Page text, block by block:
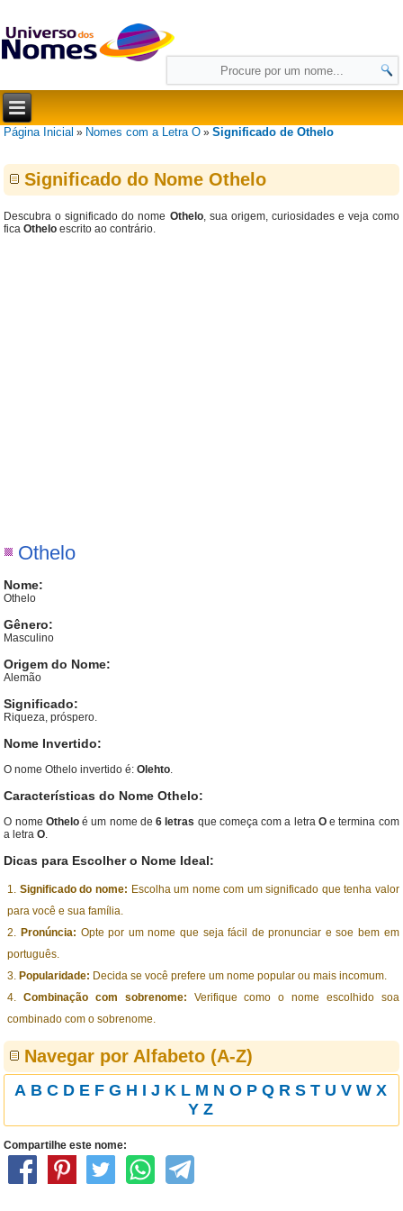
Página Inicial » Nomes com a Letra O »Significado de Othelo
Significado do Nome Othelo
Descubra o significado do nome Othelo, sua origem, curiosidades e veja como
ficaOthelo escrito ao contrário.
Othelo
Nome:
Othelo
Gênero:
Masculino
Origem do Nome:
Alemão
Significado:
Riqueza, próspero.
Nome Invertido:
O nome Othelo invertido é:Olehto.
Características do Nome Othelo:
O nome Otheloé um nome de6 letras que começa com a letra Oe termina com
a letraO.
Dicas para Escolher o Nome Ideal:
Significado do nome: Escolha um nome com um significado que tenha valor
para você e sua família.
Pronúncia: Opte por um nome que seja fácil de pronunciar e soe bem em
português.
Popularidade: Decida se você prefere um nome popular ou mais incomum.
Combinação com sobrenome: Verifique como o nome escolhido soa
combinado com o sobrenome.
Navegar por Alfabeto (A-Z)
A B C D E F G H I J K L M N O P Q R S T U V W X
Y Z
Compartilhe este nome: